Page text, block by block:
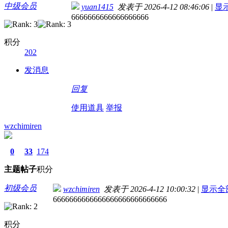
中级会员
积分
202
发消息
yuan1415 发表于 2026-4-12 08:46:06 | 显
6666666666666666666
回复
使用道具 举报
wzchimiren
0
主题
33
帖子
174
积分
初级会员
积分
wzchimiren 发表于 2026-4-12 10:00:32 | 显示全
6666666666666666666666666666